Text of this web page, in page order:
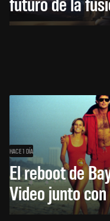
HACE 1 DÍA
El reboot de
Video junto